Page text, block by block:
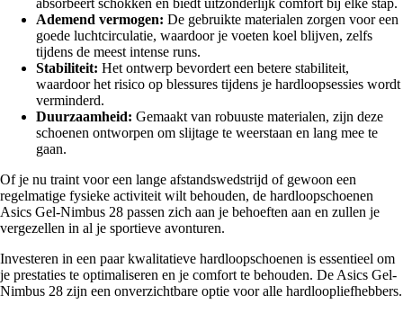
Ademend vermogen: De gebruikte materialen zorgen voor een
goede luchtcirculatie, waardoor je voeten koel blijven, zelfs
tijdens de meest intense runs.
Stabiliteit: Het ontwerp bevordert een betere stabiliteit,
waardoor het risico op blessures tijdens je hardloopsessies wordt
verminderd.
Duurzaamheid: Gemaakt van robuuste materialen, zijn deze
schoenen ontworpen om slijtage te weerstaan en lang mee te
gaan.
Of je nu traint voor een lange afstandswedstrijd of gewoon een
regelmatige fysieke activiteit wilt behouden, de hardloopschoenen
Asics Gel-Nimbus 28 passen zich aan je behoeften aan en zullen je
vergezellen in al je sportieve avonturen.
Investeren in een paar kwalitatieve hardloopschoenen is essentieel om
je prestaties te optimaliseren en je comfort te behouden. De Asics Gel-
Nimbus 28 zijn een onverzichtbare optie voor alle hardloopliefhebbers.